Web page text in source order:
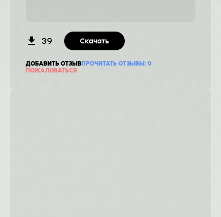
39 Скачать
ДОБАВИТЬ ОТЗЫВПРОЧИТАТЬ ОТЗЫВЫ: 0
ПОЖАЛОВАТЬСЯ